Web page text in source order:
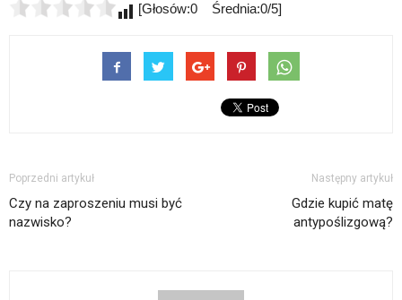
[Głosów:0 Średnia:0/5]
Poprzedni artykuł
Czy na zaproszeniu musi być
nazwisko?
Następny artykuł
Gdzie kupić matę
antypoślizgową?